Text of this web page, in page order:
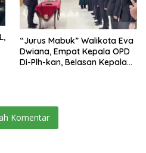
“Jurus Mabuk” Walikota Eva
Dwiana, Empat Kepala OPD
Di-Plh-kan, Belasan Kepala
Komentar